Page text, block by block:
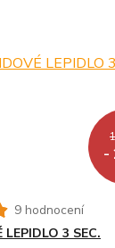
-
9 hodnocení
LEPIDLO 3 SEC.